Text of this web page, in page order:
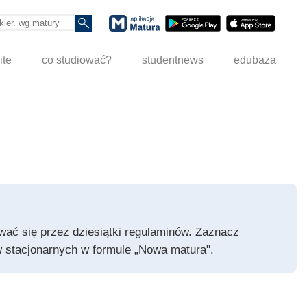
co studiować? studentnews edubaza
się przez dziesiątki regulaminów. Zaznacz
w formule „Nowa matura".